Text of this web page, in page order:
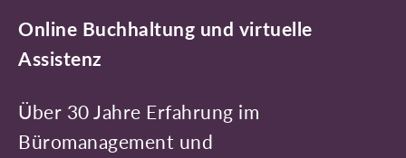
Online Buchhaltung und virtuelle
Assistenz
Über 30 Jahre Erfahrung im
Büromanagement und